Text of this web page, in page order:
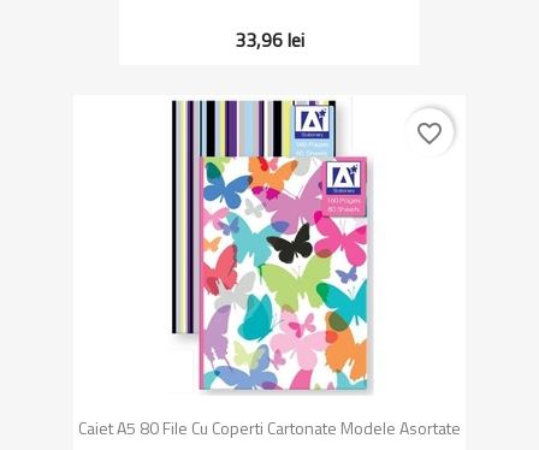
33,96 lei
Caiet A5 80 File Cu Coperti Cartonate Modele Asortate
favorite_border